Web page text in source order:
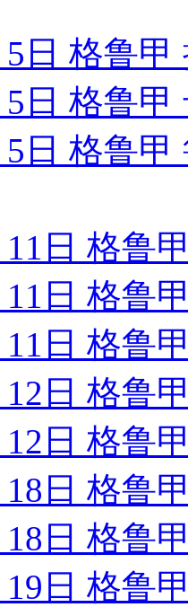
5日 格鲁
5日 格鲁
5日 格鲁
11日 格鲁
11日 格鲁
11日 格鲁
12日 格鲁
日 格鲁
18日 格鲁
18日 格鲁
19日 格鲁